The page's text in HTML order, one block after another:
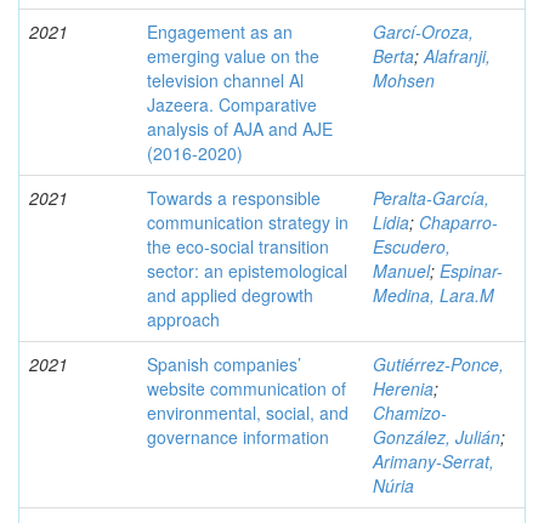
2021
Engagement as an
emerging value on the
television channel Al
Jazeera. Comparative
analysis of AJA and AJE
(2016-2020)
Garcí-Oroza,
Berta;Alafranji,
Mohsen
2021
Towards a responsible
communication strategy in
the eco-social transition
sector: an epistemological
and applied degrowth
approach
Peralta-García,
Lidia; Chaparro-
Escudero,
Manuel; Espinar-
Medina, Lara.M
2021
Spanish companies’
website communication of
environmental, social, and
governance information
Gutiérrez-Ponce,
Herenia;
Chamizo-
González, Julián;
Arimany-Serrat,
Núria